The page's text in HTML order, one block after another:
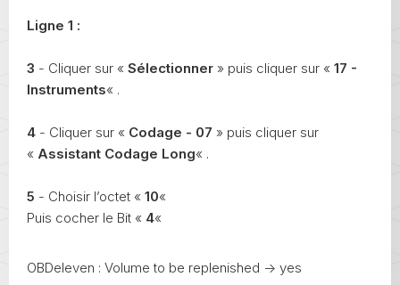
Ligne 1 :
3 - Cliquer sur « Sélectionner » puis cliquer sur « 17 -
Instruments« .
4 - Cliquer sur « Codage - 07 » puis cliquer sur
« Assistant Codage Long« .
5 - Choisir l’octet « 10«
Puis cocher le Bit « 4«
OBDeleven : Volume to be replenished -> yes